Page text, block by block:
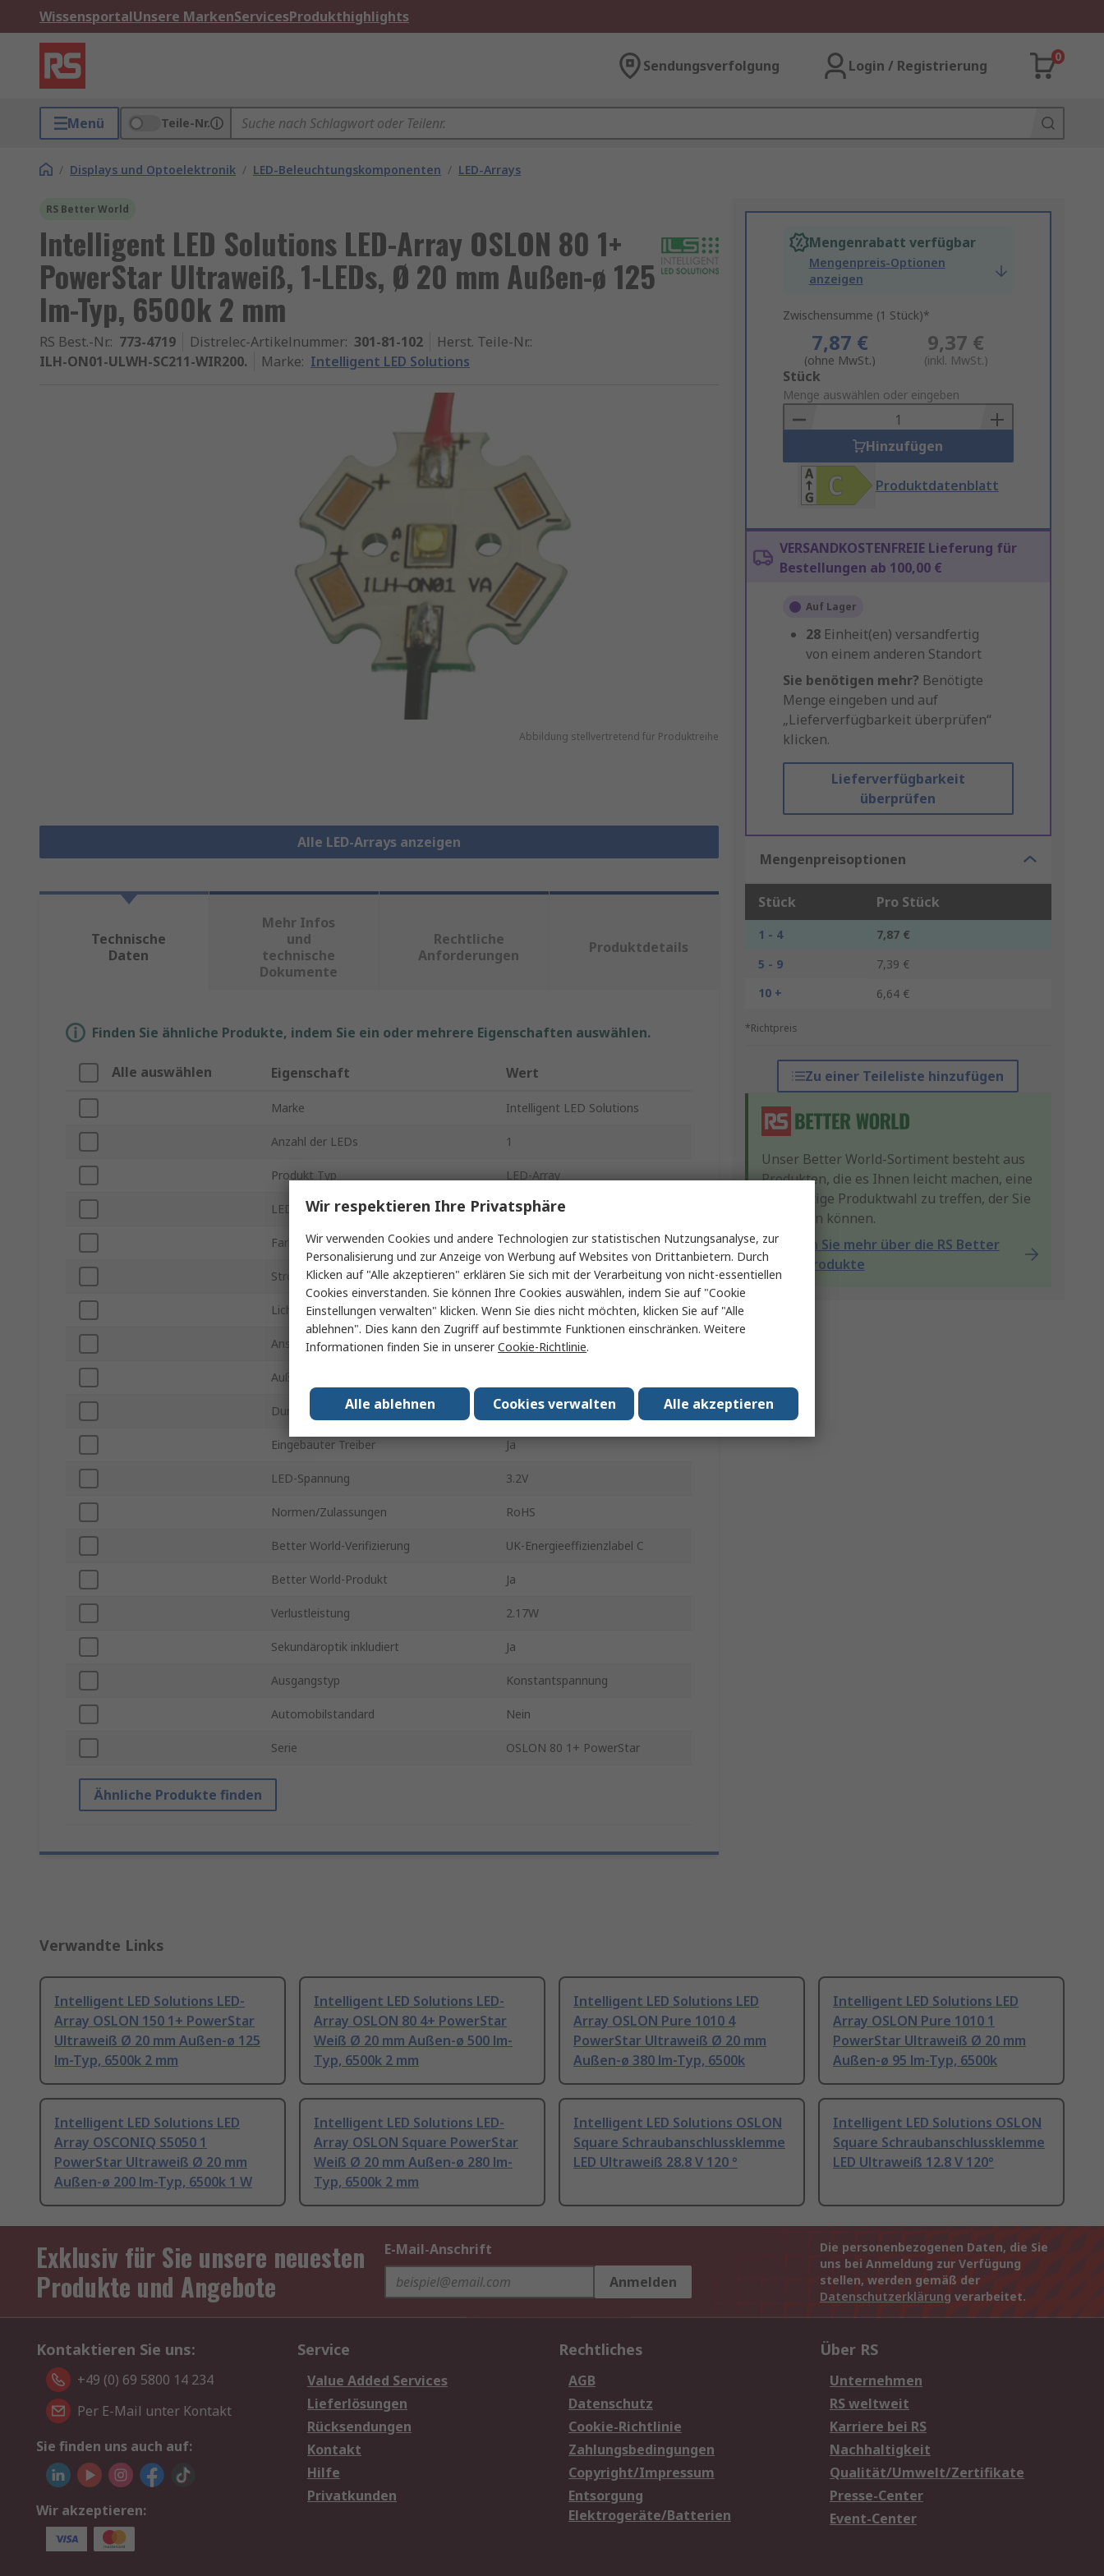
WissensportalUnsere MarkenServicesProdukthighlights
Sendungsverfolgung Login / Registrierung
0
Menü Teile-Nr.
/ Displays und Optoelektronik / LED-Beleuchtungskomponenten / LED-Arrays
RS Better World
Intelligent LED Solutions LED-Array OSLON 80 1+
PowerStar Ultraweiß, 1-LEDs, Ø 20 mm Außen-ø 125
lm-Typ, 6500k 2 mm
RS Best.-Nr.: 773-4719 Distrelec-Artikelnummer: 301-81-102 Herst. Teile-Nr.:
ILH-ON01-ULWH-SC211-WIR200.
Marke: Intelligent LED Solutions
Abbildung stellvertretend für Produktreihe
Alle LED-Arrays anzeigen
Mengenrabatt verfügbar
Mengenpreis-Optionen
anzeigen
Zwischensumme (1 Stück)*
7,87 €
(ohne MwSt.)
9,37 €
(inkl. MwSt.)
Add
to
Basket
Stück
Menge auswählen oder eingeben
Hinzufügen
Produktdatenblatt
VERSANDKOSTENFREIE Lieferung für
Bestellungen ab 100,00 €
Auf Lager
28 Einheit(en) versandfertig
von einem anderen Standort
Sie benötigen mehr? Benötigte
Menge eingeben und auf
„Lieferverfügbarkeit überprüfen“
klicken.
Lieferverfügbarkeit
überprüfen
Mengenpreisoptionen
Stück Pro Stück
1 - 4
7,87 €
5 - 9
7,39 €
10 +
6,64 €
*Richtpreis
Zu einer Teileliste hinzufügen
Unser Better World-Sortiment besteht aus
Produkten, die es Ihnen leicht machen, eine
nachhaltige Produktwahl zu treffen, der Sie
vertrauen können.
Erfahren Sie mehr über die RS Better
World-Produkte
Technische
Daten
Mehr Infos
und
technische
Dokumente
Rechtliche
Anforderungen
Produktdetails
Finden Sie ähnliche Produkte, indem Sie ein oder mehrere Eigenschaften auswählen.
Alle auswählen Eigenschaft Wert
Marke Intelligent LED Solutions
Anzahl der LEDs 1
Produkt Typ LED-Array
LED Farbe Ultraweiß
Farbtemperatur 6500k
Stromstärke 1300mA
Lichtstrom typ. 125lm
Anschlussart Lot
Außendurchmesser
Durchmesser Montagebohrung 2mm
Eingebauter Treiber Ja
LED-Spannung 3.2V
Normen/Zulassungen RoHS
Better World-Verifizierung UK-Energieeffizienzlabel C
Better World-Produkt Ja
Verlustleistung 2.17W
Sekundäroptik inkludiert Ja
Ausgangstyp Konstantspannung
Automobilstandard Nein
Serie OSLON 80 1+ PowerStar
Ähnliche Produkte finden
Verwandte Links
Intelligent LED Solutions LED-
Array OSLON 150 1+ PowerStar
Ultraweiß Ø 20 mm Außen-ø 125
lm-Typ, 6500k 2 mm
Intelligent LED Solutions LED-
Array OSLON 80 4+ PowerStar
Weiß Ø 20 mm Außen-ø 500 lm-
Typ, 6500k 2 mm
Intelligent LED Solutions LED
Array OSLON Pure 1010 4
PowerStar Ultraweiß Ø 20 mm
Außen-ø 380 lm-Typ, 6500k
Intelligent LED Solutions LED
Array OSLON Pure 1010 1
PowerStar Ultraweiß Ø 20 mm
Außen-ø 95 lm-Typ, 6500k
Intelligent LED Solutions LED
Array OSCONIQ S5050 1
PowerStar Ultraweiß Ø 20 mm
Außen-ø 200 lm-Typ, 6500k 1 W
Intelligent LED Solutions LED-
Array OSLON Square PowerStar
Weiß Ø 20 mm Außen-ø 280 lm-
Typ, 6500k 2 mm
Intelligent LED Solutions OSLON
Square Schraubanschlussklemme
LED Ultraweiß 28.8 V 120 °
Intelligent LED Solutions OSLON
Square Schraubanschlussklemme
LED Ultraweiß 12.8 V 120°
Exklusiv für Sie unsere neuesten
Produkte und Angebote
E-Mail-Anschrift
Anmelden
Die personenbezogenen Daten, die Sie
uns bei Anmeldung zur Verfügung
stellen, werden gemäß der
Datenschutzerklärung verarbeitet.
Kontaktieren Sie uns:
+49 (0) 69 5800 14 234
Per E-Mail unter Kontakt
Sie finden uns auch auf:
Wir akzeptieren:
Service
Value Added Services
Lieferlösungen
Rücksendungen
Kontakt
Hilfe
Privatkunden
Rechtliches
AGB
Datenschutz
Cookie-Richtlinie
Zahlungsbedingungen
Copyright/Impressum
Entsorgung
Elektrogeräte/Batterien
Über RS
Unternehmen
RS weltweit
Karriere bei RS
Nachhaltigkeit
Qualität/Umwelt/Zertifikate
Presse-Center
Event-Center
Wir respektieren Ihre Privatsphäre
Wir verwenden Cookies und andere Technologien zur statistischen Nutzungsanalyse, zur
Personalisierung und zur Anzeige von Werbung auf Websites von Drittanbietern. Durch
Klicken auf "Alle akzeptieren" erklären Sie sich mit der Verarbeitung von nicht-essentiellen
Cookies einverstanden. Sie können Ihre Cookies auswählen, indem Sie auf "Cookie
Einstellungen verwalten" klicken. Wenn Sie dies nicht möchten, klicken Sie auf "Alle
ablehnen". Dies kann den Zugriff auf bestimmte Funktionen einschränken. Weitere
Informationen finden Sie in unsererCookie-Richtlinie.
Alle akzeptieren
Cookies verwalten
Alle ablehnen